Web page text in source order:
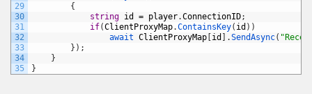
29
30
31
32
33
34
35
{
string id = player.ConnectionID;
if(ClientProxyMap.ContainsKey( id ) )
await ClientProxyMap id .SendAsync(
} ) ;
}
}